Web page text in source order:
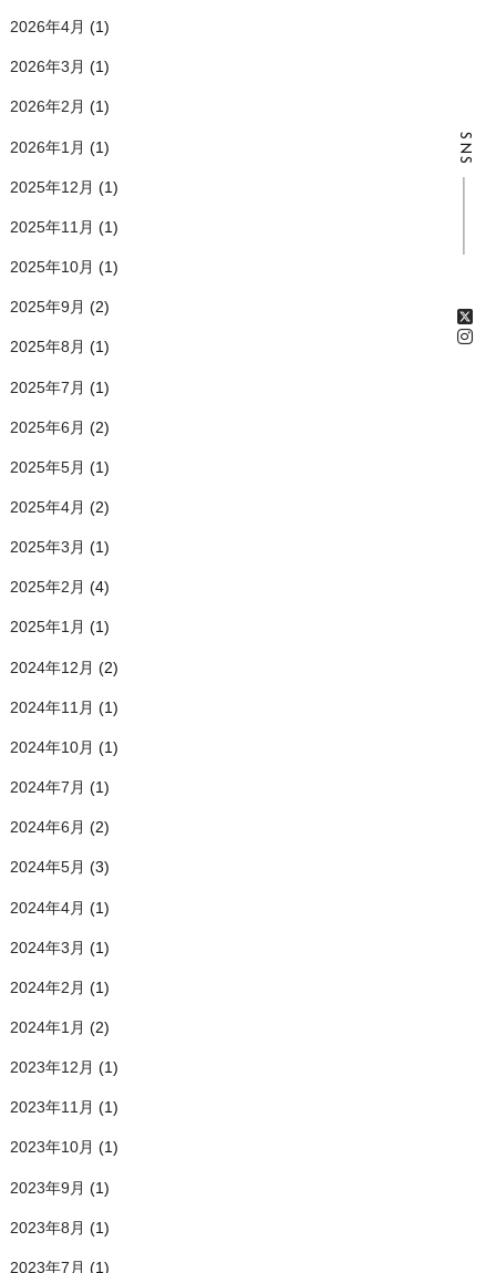
SNS
2026年4月 (1)
2026年3月 (1)
2026年2月 (1)
2026年1月 (1)
2025年12月 (1)
2025年11月 (1)
2025年10月 (1)
2025年9月 (2)
2025年8月 (1)
2025年7月 (1)
2025年6月 (2)
2025年5月 (1)
2025年4月 (2)
2025年3月 (1)
2025年2月 (4)
2025年1月 (1)
2024年12月 (2)
2024年11月 (1)
2024年10月 (1)
2024年7月 (1)
2024年6月 (2)
2024年5月 (3)
2024年4月 (1)
2024年3月 (1)
2024年2月 (1)
2024年1月 (2)
2023年12月 (1)
2023年11月 (1)
2023年10月 (1)
2023年9月 (1)
2023年8月 (1)
2023年7月 (1)